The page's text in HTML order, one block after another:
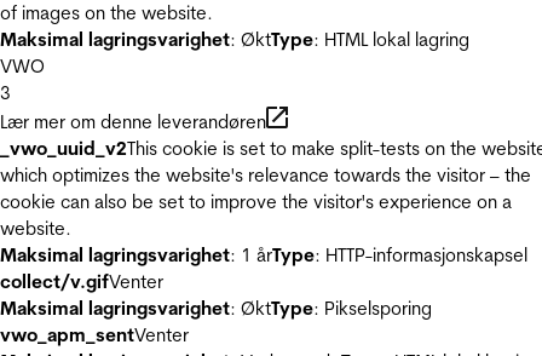
of images on the website.
Maksimal lagringsvarighet: ØktType: HTML lokal lagring
VWO
3
Lær mer om denne leverandøren
_vwo_uuid_v2This cookie is set to make split-tests on the
which optimizes the website's relevance towards the visitor – the
cookie can also be set to improve the visitor's experience on a
website.
Maksimal lagringsvarighet: 1 årType: HTTP-informasjonskapsel
collect/v.gifVenter
Maksimal lagringsvarighet: ØktType: Pikselsporing
vwo_apm_sentVenter